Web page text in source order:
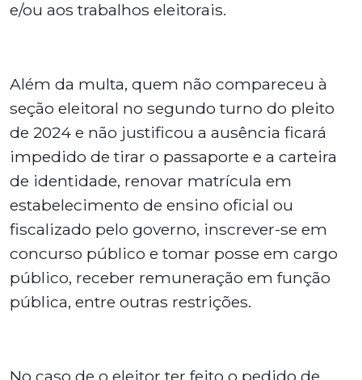
e/ou aos trabalhos eleitorais.
Além da multa, quem não compareceu à
seção eleitoral no segundo turno do pleito
de 2024 e não justificou a ausência ficará
impedido de tirar o passaporte e a carteira
de identidade, renovar matrícula em
estabelecimento de ensino oficial ou
fiscalizado pelo governo, inscrever-se em
concurso público e tomar posse em cargo
público, receber remuneração em função
pública, entre outras restrições.